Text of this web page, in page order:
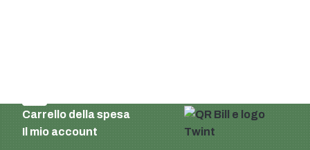
Carrello della spesa
Il mio account